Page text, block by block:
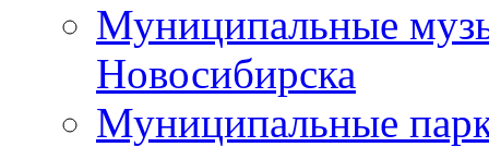
Муниципальные
Новосибирска
Муниципальные